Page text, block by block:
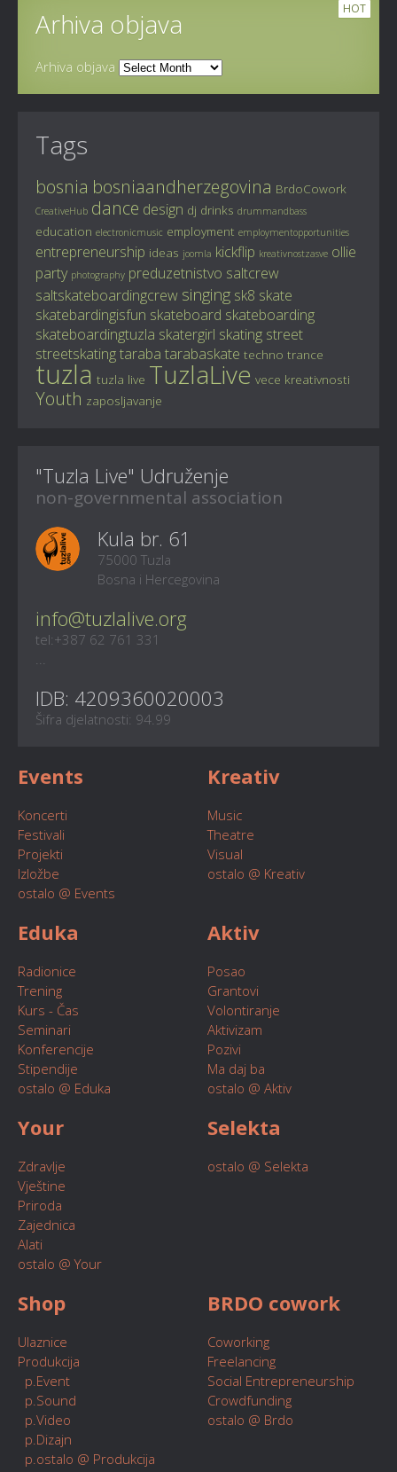
HOT
Arhiva objava
Arhiva objava
Tags
bosnia bosniaandherzegovina BrdoCowork
CreativeHub dance design dj drinks drummandbass
education electronicmusic employment employmentopportunities
entrepreneurship ideas joomla kickflip kreativnostzasve ollie
party photography preduzetnistvo saltcrew
saltskateboardingcrew singing sk8 skate
skatebardingisfun skateboard skateboarding
skateboardingtuzla skatergirl skating street
streetskatingtaraba tarabaskate techno trance
tuzla tuzla live TuzlaLive vece kreativnosti
Youth zaposljavanje
"Tuzla Live" Udruženje
non-governmental association
Kula br. 61
75000 Tuzla
Bosna i Hercegovina
info@tuzlalive.org
tel:+387 62 761 331
...
IDB: 4209360020003
Šifra djelatnosti: 94.99
Events
Koncerti
Festivali
Projekti
Izložbe
ostalo @ Events
Kreativ
Music
Theatre
Visual
ostalo @ Kreativ
Eduka
Radionice
Trening
Kurs - Čas
Seminari
Konferencije
Stipendije
ostalo @ Eduka
Aktiv
Posao
Grantovi
Volontiranje
Aktivizam
Pozivi
Ma daj ba
ostalo @ Aktiv
Your
Zdravlje
Vještine
Priroda
Zajednica
Alati
ostalo @ Your
Selekta
ostalo @ Selekta
Shop
Ulaznice
Produkcija
p.Event
p.Sound
p.Video
p.Dizajn
p.ostalo @ Produkcija
BRDO cowork
Coworking
Freelancing
Social Entrepreneurship
Crowdfunding
ostalo @ Brdo